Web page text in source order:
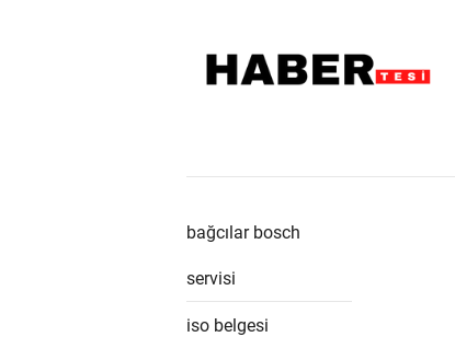
bağcılar bosch
servisi
iso belgesi